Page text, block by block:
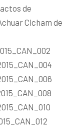
de
Cicham de